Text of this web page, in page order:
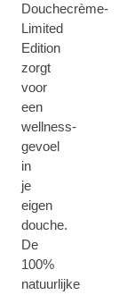
Douchecrème-
Limited
Edition
zorgt
voor
een
wellness-
gevoel
in
je
eigen
douche.
De
100%
natuurlijke